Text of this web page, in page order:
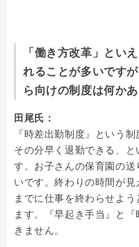
「働き方改革」とい
れることが多いです
ら向けの制度は何か
田尾氏：
『時差出勤制度』という
その分早く退勤できる、
す。お子さんの保育園の
いです。終わりの時間が
までに仕事を終わらせよ
ます。『早起き手当』と
きません。